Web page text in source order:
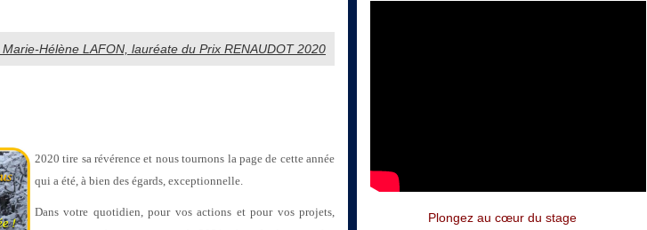
Hélène LAFON, lauréate du Prix RENAUDOT 2020
2020 tire sa révérence et nous tournons la page de cette année
qui a été, à bien des égards, exceptionnelle.
Dans votre quotidien, pour vos actions et pour vos projets,
Plongez au cœur du stage